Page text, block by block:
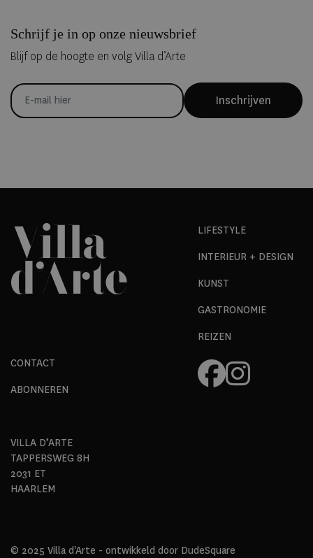
Schrijf je in op onze nieuwsbrief
Blijf op de hoogte en volg Villa d’Arte
Inschrijven
LIFESTYLE
INTERIEUR + DESIGN
KUNST
GASTRONOMIE
REIZEN
CONTACT
ABONNEREN
VILLA D’ARTE
TAPPERSWEG 8H
2031 ET
HAARLEM
© 2025 Villa d'Arte - ontwikkeld door DudeSquare